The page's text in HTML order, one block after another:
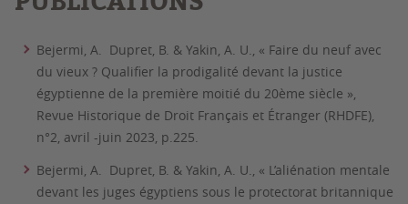
Bejermi, A. Dupret, B. & Yakin, A. U., « Faire du neuf avec
du vieux ? Qualifier la prodigalité devant la justice
égyptienne de la première moitié du 20ème siècle »,
Revue Historique de Droit Français et Étranger (RHDFE),
n°2, avril -juin 2023, p.225.
Bejermi, A. Dupret, B. & Yakin, A. U., « L’aliénation mentale
devant les juges égyptiens sous le protectorat britannique